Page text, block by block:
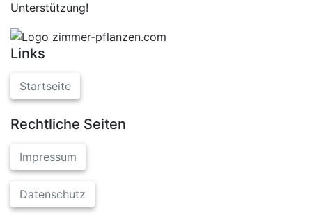
Unterstützung!
Links
Startseite
Rechtliche Seiten
Impressum
Datenschutz